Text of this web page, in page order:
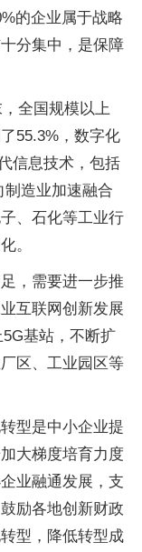
的企业属于战略
分集中，是保障
全国规模以上
55.3%，数字化
信息技术，包括
制造业加速融合
、石化等工业行
。
，需要进一步推
互联网创新发展
基站，不断扩
区、工业园区等
型是中小企业提
大梯度培育力度
业融通发展，支
励各地创新财政
型，降低转型成